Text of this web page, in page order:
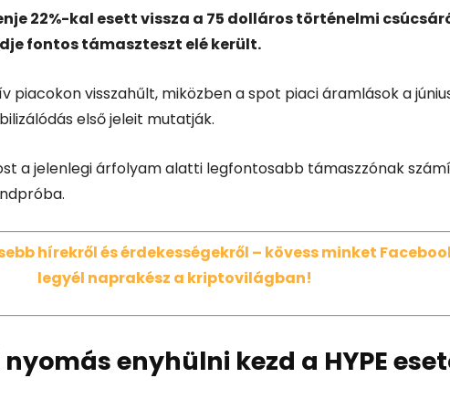
22%-kal esett vissza a 75 dolláros történelmi
fontos támaszteszt elé került.
piacokon visszahűlt, miközben a spot piaci áramlások a
első jeleit mutatják.
a jelenlegi árfolyam alatti legfontosabb támaszzónak
hírekről és érdekességekről – kövess minket
legyél naprakész a kriptovilágban!
enyhülni kezd a HYPE